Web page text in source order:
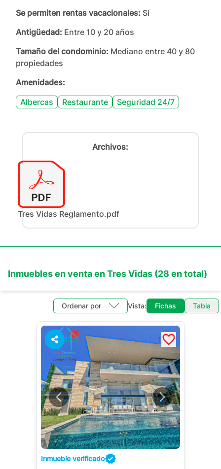
Se permiten rentas vacacionales: Sí
Antigüedad: Entre 10 y 20 años
Tamaño del condominio: Mediano entre 40 y 80
propiedades
Amenidades:
Albercas
Restaurante Seguridad 24/7
Archivos:
Tres Vidas Reglamento.pdf
Inmuebles enventaenTres Vidas (28 en total)
Ordenar por Vista: Fichas Tabla
13 1
Inmueble verificado